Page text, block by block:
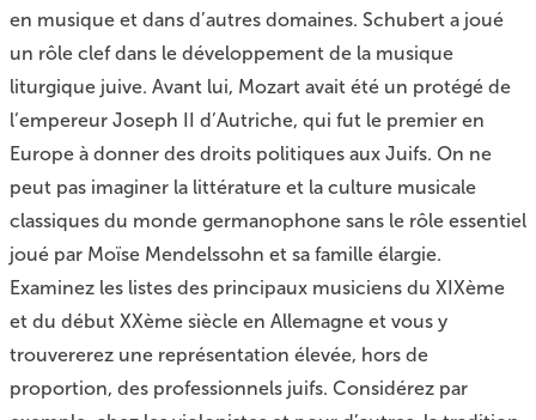
en musique et dans d’autres domaines. Schubert a joué
un rôle clef dans le développement de la musique
liturgique juive. Avant lui, Mozart avait été un protégé de
l’empereur Joseph II d’Autriche, qui fut le premier en
Europe à donner des droits politiques aux Juifs. On ne
peut pas imaginer la littérature et la culture musicale
classiques du monde germanophone sans le rôle essentiel
joué par Moïse Mendelssohn et sa famille élargie.
Examinez les listes des principaux musiciens du XIXème
et du début XXème siècle en Allemagne et vous y
trouvererez une représentation élevée, hors de
proportion, des professionnels juifs. Considérez par